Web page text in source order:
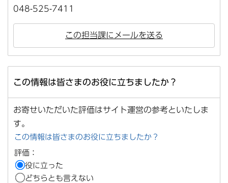
048-525-7411
この担当課にメールを送る
この情報は皆さまのお役に立ちましたか？
お寄せいただいた評価はサイト運営の参考といたしま
す。
この情報は皆さまのお役に立ちましたか？
評価：
役に立った
どちらとも言えない